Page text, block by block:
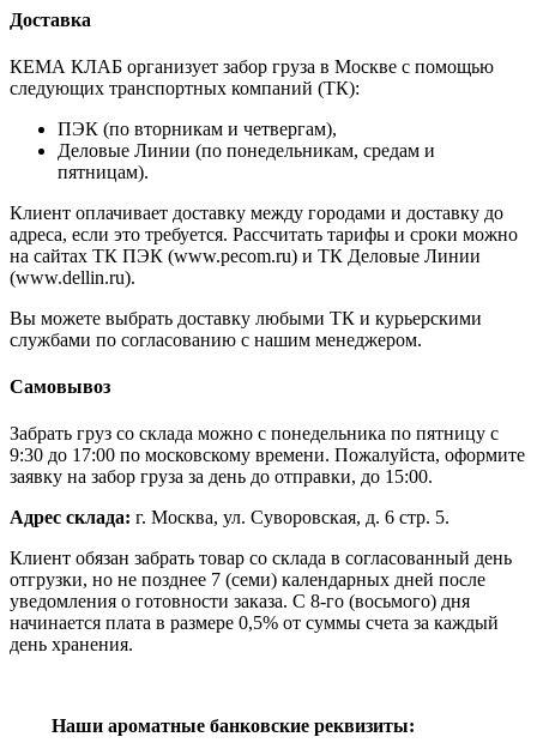
Доставка
КЕМА КЛАБ организует забор груза в Москве с помощью
следующих транспортных компаний (ТК):
ПЭК (по вторникам и четвергам),
Деловые Линии (по понедельникам, средам и
пятницам).
Клиент оплачивает доставку между городами и доставку до
адреса, если это требуется. Рассчитать тарифы и сроки можно
на сайтах ТК ПЭК (www.pecom.ru) и ТК Деловые Линии
(www.dellin.ru).
Вы можете выбрать доставку любыми ТК и курьерскими
службами по согласованию с нашим менеджером.
Самовывоз
Забрать груз со склада можно с понедельника по пятницу с
9:30 до 17:00 по московскому времени. Пожалуйста, оформите
заявку на забор груза за день до отправки, до 15:00.
Адрес склада: г. Москва, ул. Суворовская, д. 6 стр. 5.
Клиент обязан забрать товар со склада в согласованный день
отгрузки, но не позднее 7 (семи) календарных дней после
уведомления о готовности заказа. С 8-го (восьмого) дня
начинается плата в размере 0,5% от суммы счета за каждый
день хранения.
Наши ароматные банковские реквизиты: